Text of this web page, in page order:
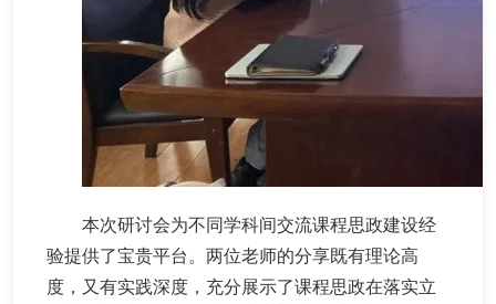
本次研讨会为不同学科间交流课程思政建设经
验提供了宝贵平台。两位老师的分享既有理论高
度，又有实践深度，充分展示了课程思政在落实立